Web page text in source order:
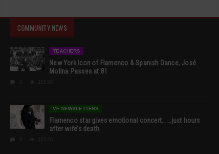
COMMUNITY NEWS
TEACHERS
New York Icon of Flamenco & Spanish Dance, José
Molina Passes at 81
VF NEWSLETTERS
Flamenco star gives emotional concert… …just hours
after wife’s death